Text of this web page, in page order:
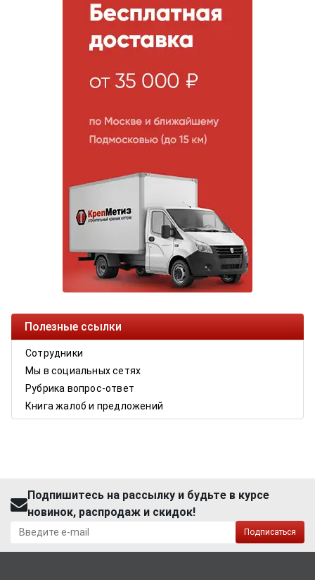
Полезные ссылки
Сотрудники
Мы в социальных сетях
Рубрика вопрос-ответ
Книга жалоб и предложений
Подпишитесь на рассылку и будьте в курсе
новинок, распродаж и скидок!
Подписаться